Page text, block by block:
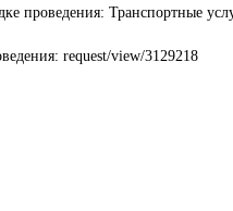
проведения: Транспортные
request/view/3129218